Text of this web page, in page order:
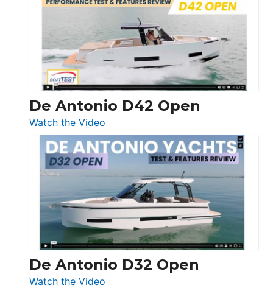
365
Conquest
De Antonio D42 Open
Watch the Video
De
Antonio
D42
Open
De Antonio D32 Open
Watch the Video